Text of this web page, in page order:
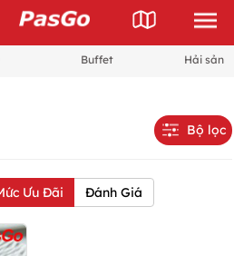
Buffet Hải sản
Bộ lọc
Ưu Đãi Đánh Giá